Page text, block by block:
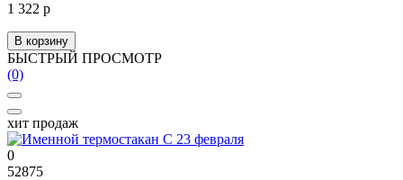
1 322 р
В корзину
БЫСТРЫЙ ПРОСМОТР
(0)
хит продаж
0
52875